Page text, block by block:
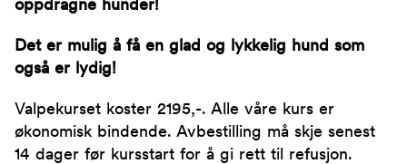
oppdragne hunder!
Det er mulig å få en glad og lykkelig hund som
også er lydig!
Valpekurset koster 2195,-. Alle våre kurs er
økonomisk bindende. Avbestilling må skje senest
14 dager før kursstart for å gi rett til refusjon.